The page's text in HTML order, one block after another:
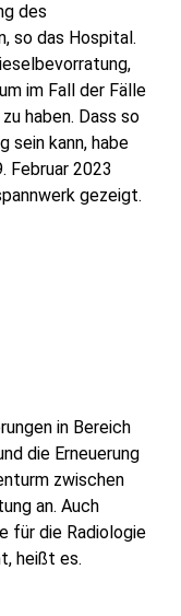
des
so das Hospital.
im Fall der Fälle
haben. Dass so
sein kann, habe
Februar 2023
gezeigt.
in Bereich
die Erneuerung
zwischen
an. Auch
für die Radiologie
heißt es.